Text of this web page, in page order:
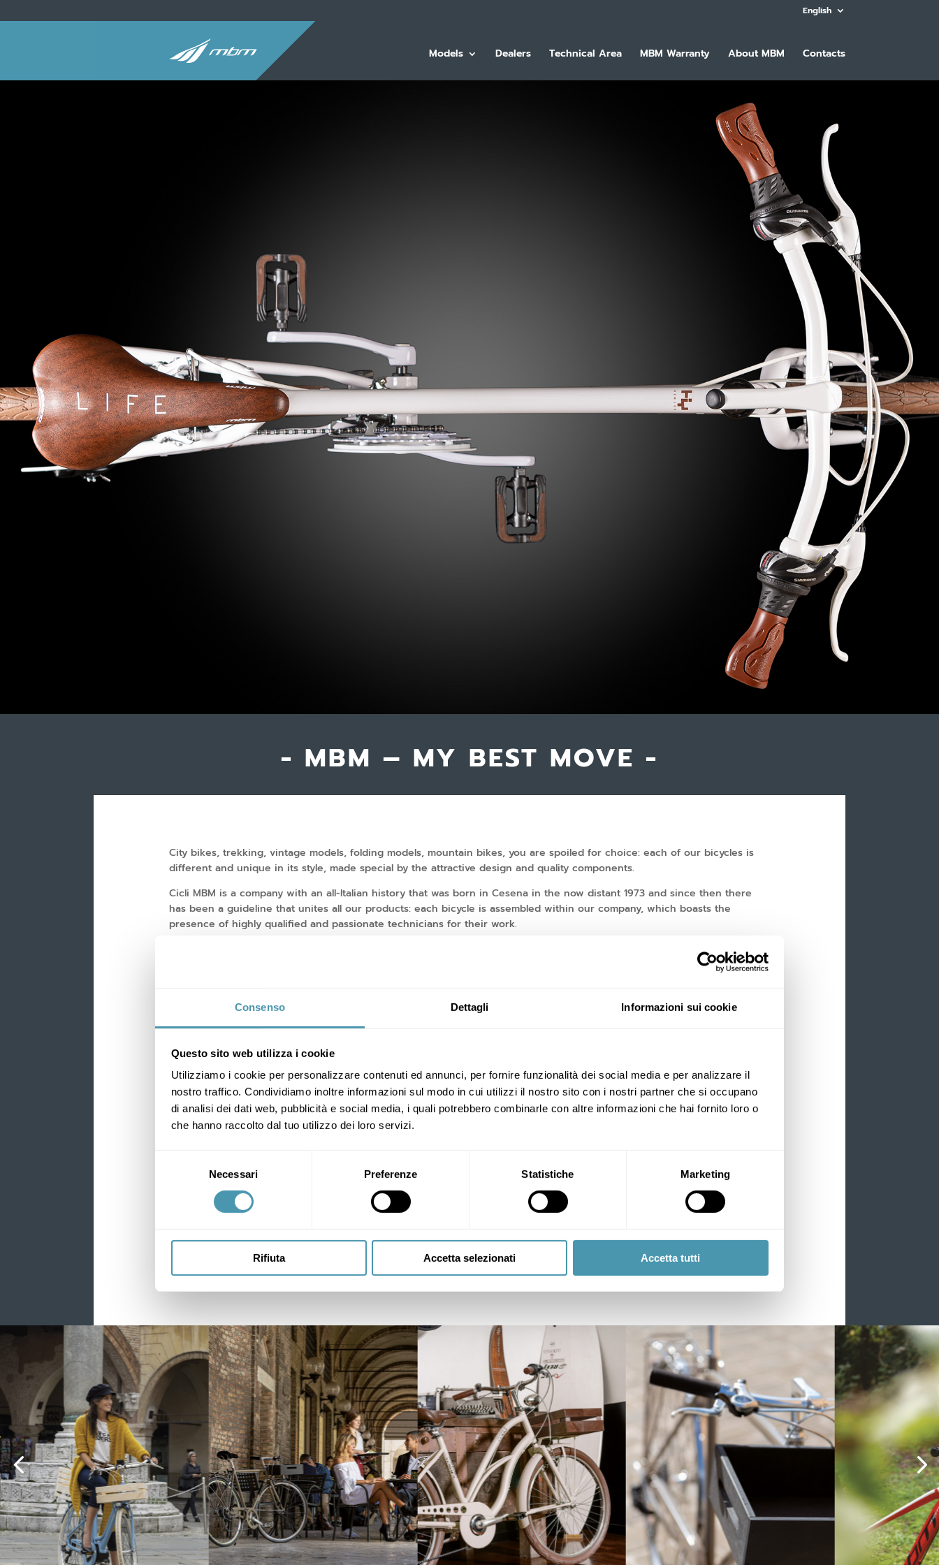
Consenso Dettagli Informazioni sui cookie
Questo sito web utilizza i cookie
Utilizziamo i cookie per personalizzare contenuti ed annunci, per fornire funzionalità dei social media e per analizzare il
nostro traffico. Condividiamo inoltre informazioni sul modo in cui utilizzi il nostro sito con i nostri partner che si occupano
di analisi dei dati web, pubblicità e social media, i quali potrebbero combinarle con altre informazioni che hai fornito loro o
che hanno raccolto dal tuo utilizzo dei loro servizi.
Necessari Preferenze Statistiche Marketing
Rifiuta Accetta selezionati Accetta tutti
English
Models Dealers Technical Area MBM Warranty About MBM Contacts
- MBM – MY BEST MOVE -
City bikes, trekking, vintage models, folding models, mountain bikes, you are spoiled for choice: each of our bicycles is
different and unique in its style, made special by the attractive design and quality components.
Cicli MBM is a company with an all-Italian history that was born in Cesena in the now distant 1973 and since then there
has been a guideline that unites all our products: each bicycle is assembled within our company, which boasts the
presence of highly qualified and passionate technicians for their work.
For this reason, research and development occupy a main position in our mission: to continuously improve our products,
Make your choice, it will surely be your best move.
Each of you is one of a kind and each of you deserves
missionis it’s synthesis:
offer bicycles for every need.